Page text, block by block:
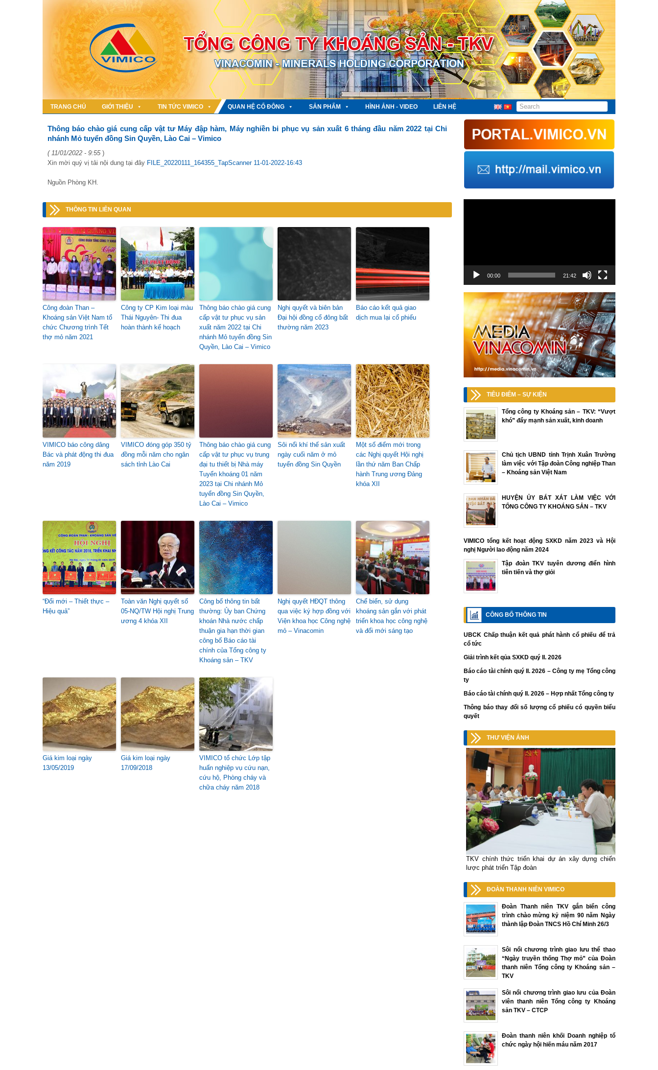
TRANG CHỦ GIỚI THIỆU TIN TỨC VIMICO QUAN HỆ CỔ ĐÔNG SẢN PHẨM HÌNH ẢNH - VIDEO LIÊN HỆ
Thông báo chào giá cung cấp vật tư Máy đập hàm, Máy nghiền bi phục vụ sản xuất 6 tháng đầu năm 2022 tại Chi
nhánh Mỏ tuyển đồng Sin Quyền, Lào Cai – Vimico
( 11/01/2022 - 9:55)
Xin mời quý vị tải nội dung tại đây FILE_20220111_164355_TapScanner 11-01-2022-16꞉43
Nguồn Phòng KH.
THÔNG TIN LIÊN QUAN
Công đoàn Than –
Khoáng sản Việt Nam tổ
chức Chương trình Tết
thợ mỏ năm 2021
Công ty CP Kim loại màu
Thái Nguyên- Thi đua
hoàn thành kế hoạch
Thông báo chào giá cung
cấp vật tư phục vụ sản
xuất năm 2022 tại Chi
nhánh Mỏ tuyển đồng Sin
Quyền, Lào Cai – Vimico
Nghị quyết và biên bản
Đại hội đồng cổ đông bất
thường năm 2023
Báo cáo kết quả giao
dịch mua lại cổ phiếu
VIMICO báo công dâng
Bác và phát động thi đua
năm 2019
VIMICO đóng góp 350 tỷ
đồng mỗi năm cho ngân
sách tỉnh Lào Cai
Thông báo chào giá cung
cấp vật tư phục vụ trung
đại tu thiết bị Nhà máy
Tuyển khoáng 01 năm
2023 tại Chi nhánh Mỏ
tuyển đồng Sin Quyền,
Lào Cai – Vimico
Sôi nổi khí thế sản xuất
ngày cuối năm ở mỏ
tuyển đồng Sin Quyền
Một số điểm mới trong
các Nghị quyết Hội nghị
lần thứ năm Ban Chấp
hành Trung ương Đảng
khóa XII
“Đổi mới – Thiết thực –
Hiệu quả”
Toàn văn Nghị quyết số
05-NQ/TW Hội nghị Trung
ương 4 khóa XII
Công bố thông tin bất
thường: Ủy ban Chứng
khoán Nhà nước chấp
thuận gia hạn thời gian
công bố Báo cáo tài
chính của Tổng công ty
Khoáng sản – TKV
Nghị quyết HĐQT thông
qua việc ký hợp đồng với
Viện khoa học Công nghệ
mỏ – Vinacomin
Chế biến, sử dụng
khoáng sản gắn với phát
triển khoa học công nghệ
và đổi mới sáng tạo
Giá kim loại ngày
13/05/2019
Giá kim loại ngày
17/09/2018
VIMICO tổ chức Lớp tập
huấn nghiệp vụ cứu nạn,
cứu hộ, Phòng cháy và
chữa cháy năm 2018
00:00 21:42
TIÊU ĐIỂM – SỰ KIỆN
Tổng công ty Khoáng sản – TKV: “Vượt
khó” đẩy mạnh sản xuất, kinh doanh
Chủ tịch UBND tỉnh Trịnh Xuân Trường
làm việc với Tập đoàn Công nghiệp Than
– Khoáng sản Việt Nam
HUYỆN ỦY BÁT XÁT LÀM VIỆC VỚI
TỔNG CÔNG TY KHOÁNG SẢN – TKV
VIMICO tổng kết hoạt động SXKD năm 2023 và Hội
nghị Người lao động năm 2024
Tập đoàn TKV tuyên dương điển hình
tiên tiến và thợ giỏi
CÔNG BỐ THÔNG TIN
UBCK Chấp thuận kết quả phát hành cổ phiếu để trả
cổ tức
Giải trình kết qủa SXKD quý II. 2026
Báo cáo tài chính quý II. 2026 – Công ty mẹ Tổng công
ty
Báo cáo tài chính quý II. 2026 – Hợp nhất Tổng công ty
Thông báo thay đổi số lượng cổ phiếu có quyền biểu
quyết
THƯ VIỆN ẢNH
TKV chính thức triển khai dự án xây dựng chiến
lược phát triển Tập đoàn
ĐOÀN THANH NIÊN VIMICO
Đoàn Thanh niên TKV gắn biển công
trình chào mừng kỷ niệm 90 năm Ngày
thành lập Đoàn TNCS Hồ Chí Minh 26/3
Sôi nổi chương trình giao lưu thể thao
“Ngày truyền thống Thợ mỏ” của Đoàn
thanh niên Tổng công ty Khoáng sản –
TKV
Sôi nổi chương trình giao lưu của Đoàn
viên thanh niên Tổng công ty Khoáng
sản TKV – CTCP
Đoàn thanh niên khối Doanh nghiệp tổ
chức ngày hội hiến máu năm 2017